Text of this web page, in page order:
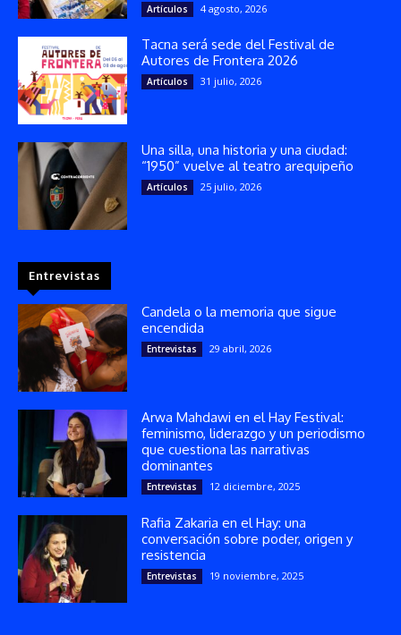
Artículos 4 agosto, 2026
Tacna será sede del Festival de
Autores de Frontera 2026
Artículos 31 julio, 2026
Una silla, una historia y una ciudad:
“1950” vuelve al teatro arequipeño
Artículos 25 julio, 2026
Entrevistas
Candela o la memoria que sigue
encendida
Entrevistas 29 abril, 2026
Arwa Mahdawi en el Hay Festival:
feminismo, liderazgo y un periodismo
que cuestiona las narrativas
dominantes
Entrevistas 12 diciembre, 2025
Rafia Zakaria en el Hay: una
conversación sobre poder, origen y
resistencia
Entrevistas 19 noviembre, 2025